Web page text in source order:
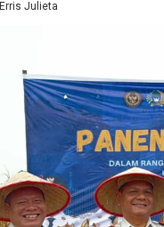
Erris Julieta